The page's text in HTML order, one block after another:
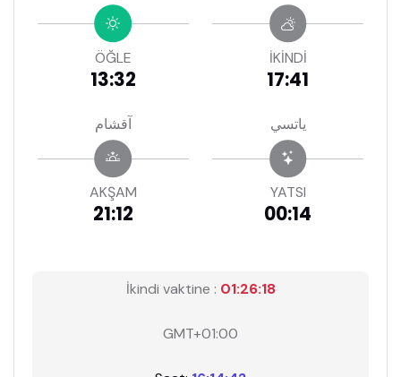
ÖĞLE
13:32
İKİNDİ
17:41
آقشام
AKŞAM
21:12
ياتسي
YATSI
00:14
İkindi vaktine : 01:26:17
GMT+01:00